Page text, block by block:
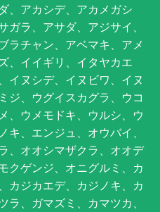
、アカシデ、アカメガシ
ラ、アサダ、アジサイ、
ラチャン、アベマキ、アメ
、イイギリ、イタヤカエ
イヌシデ、イヌビワ、イヌ
ジ、ウグイスカグラ、ウコ
、ウメモドキ、ウルシ、ウ
、エンジュ、オウバイ、
、オオシマザクラ、オオデ
クゲンジ、オニグルミ、カ
カジカエデ、カジノキ、カ
、ガマズミ、カマツカ、